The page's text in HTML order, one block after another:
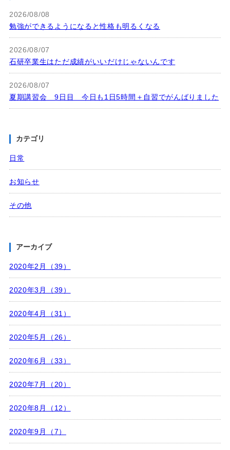
2026/08/08
勉強ができるようになると性格も明るくなる
2026/08/07
石研卒業生はただ成績がいいだけじゃないんです
2026/08/07
夏期講習会 9日目 今日も1日5時間＋自習でがんばりました
カテゴリ
日常
お知らせ
その他
アーカイブ
2020年2月（39）
2020年3月（39）
2020年4月（31）
2020年5月（26）
2020年6月（33）
2020年7月（20）
2020年8月（12）
2020年9月（7）